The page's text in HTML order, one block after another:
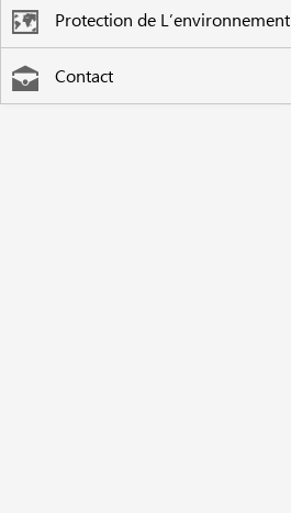
Protection de L’environnement
Contact